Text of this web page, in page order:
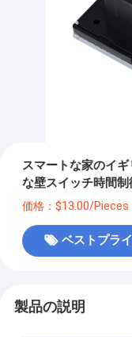
スマートな家のイ
な壁スイッチ時間
価格：$13.00/
ベストプラ
製品の説明